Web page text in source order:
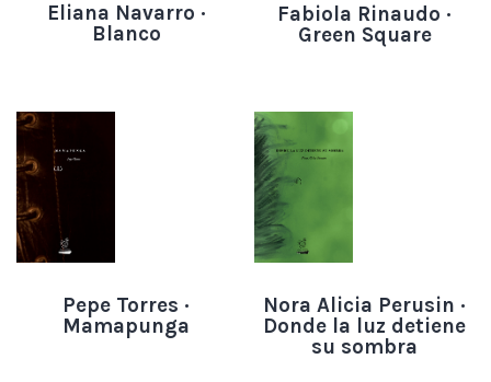
Eliana Navarro ·
Blanco
Fabiola Rinaudo ·
Green Square
Pepe Torres ·
Mamapunga
Nora Alicia Perusin ·
Donde la luz detiene
su sombra